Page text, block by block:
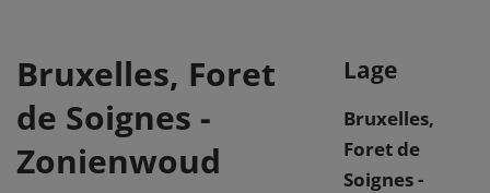
Bruxelles, Foret
de Soignes -
Zonienwoud
Lage
Bruxelles,
Foret de
Soignes -